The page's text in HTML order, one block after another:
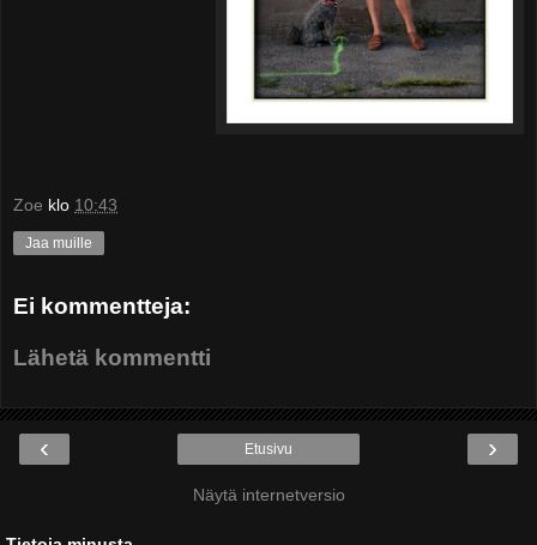
Zoe klo 10:43
Jaa muille
Ei kommentteja:
Lähetä kommentti
‹ ›
Etusivu
Näytä internetversio